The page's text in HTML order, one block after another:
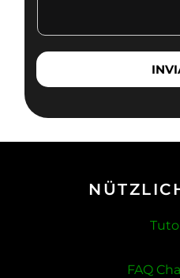
FAQ